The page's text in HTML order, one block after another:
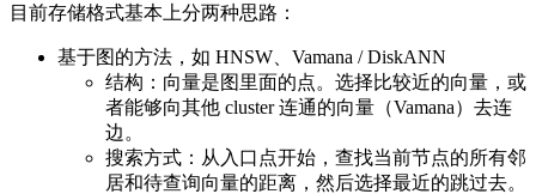
目前存储格式基本上分两种思路：
基于图的方法，如 HNSW、Vamana / DiskANN
结构：向量是图里面的点。选择比较近的向量，或
者能够向其他 cluster 连通的向量（Vamana）去连
边。
搜索方式：从入口点开始，查找当前节点的所有邻
居和待查询向量的距离，然后选择最近的跳过去。